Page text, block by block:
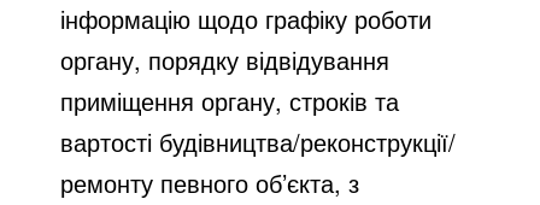
інформацію щодо графіку роботи
органу, порядку відвідування
приміщення органу, строків та
вартості будівництва/реконструкції/
ремонту певного об’єкта, з